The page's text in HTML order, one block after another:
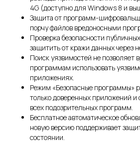
4G (доступно для Windows 8 и
Защита от программ-
порчу файлов вредоносными
Проверка безопасности
защитить от кражи данных через
Поиск уязвимостей не позволяет
программам использовать
приложениях.
Режим «Безопасные программы»
только доверенных приложений и
всех подозрительных программ.
Бесплатное автоматическое
новую версию поддерживает
состоянии.